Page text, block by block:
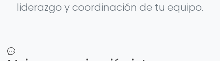
liderazgo y coordinación de tu equipo.